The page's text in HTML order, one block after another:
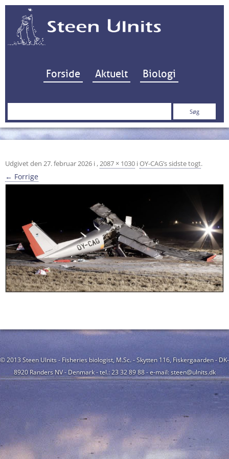
Hop til indhold
Forside Aktuelt Biologi
Søg
Udgivet den 27. februar 2026 i ,2087 × 1030 iOY-CAG’s sidste togt.
← Forrige
© 2013 Steen Ulnits - Fisheries biologist, M.Sc. - Skytten 116, Fiskergaarden - DK-
8920 Randers NV - Denmark - tel.: 23 32 89 88 - e-mail: steen@ulnits.dk